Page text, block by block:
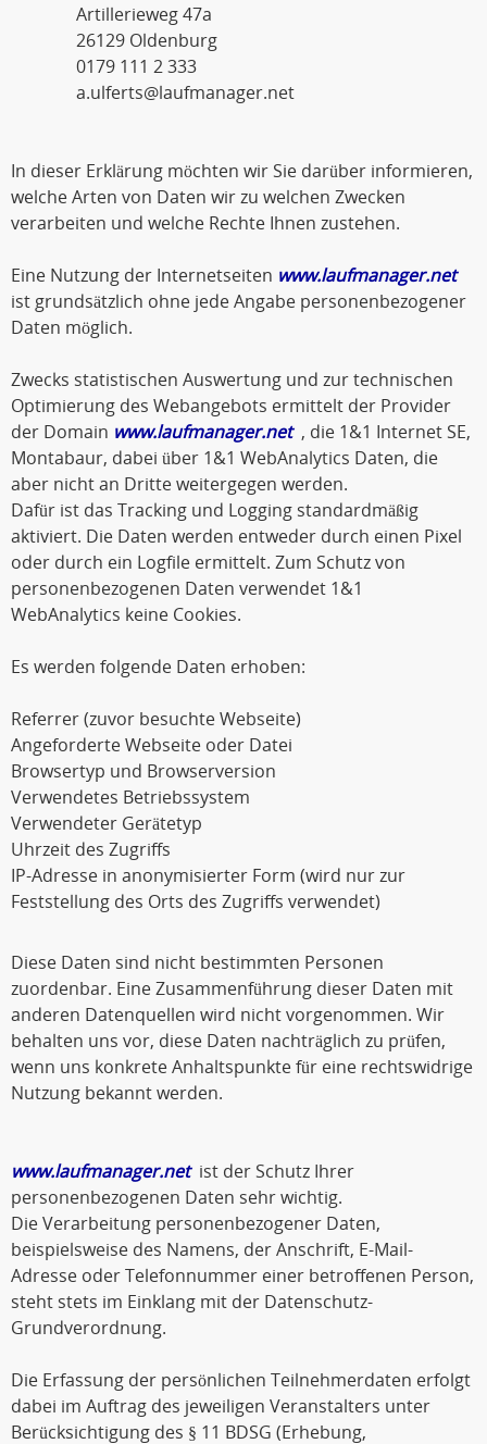
Artillerieweg 47a
26129 Oldenburg
0179 111 2 333
a.ulferts@laufmanager.net
In dieser Erklärung möchten wir Sie darüber informieren,
welche Arten von Daten wir zu welchen Zwecken
verarbeiten und welche Rechte Ihnen zustehen.
Eine Nutzung der Internetseiten www.laufmanager.net
ist grundsätzlich ohne jede Angabe personenbezogener
Daten möglich.
Zwecks statistischen Auswertung und zur technischen
Optimierung des Webangebots ermittelt der Provider
der Domain www.laufmanager.net, die 1&1 Internet SE,
Montabaur, dabei über 1&1 WebAnalytics Daten, die
aber nicht an Dritte weitergegen werden.
Dafür ist das Tracking und Logging standardmäßig
aktiviert. Die Daten werden entweder durch einen Pixel
oder durch ein Logfile ermittelt. Zum Schutz von
personenbezogenen Daten verwendet 1&1
WebAnalytics keine Cookies.
Es werden folgende Daten erhoben:
Referrer (zuvor besuchte Webseite)
Angeforderte Webseite oder Datei
Browsertyp und Browserversion
Verwendetes Betriebssystem
Verwendeter Gerätetyp
Uhrzeit des Zugriffs
IP-Adresse in anonymisierter Form (wird nur zur
Feststellung des Orts des Zugriffs verwendet)
Diese Daten sind nicht bestimmten Personen
zuordenbar. Eine Zusammenführung dieser Daten mit
anderen Datenquellen wird nicht vorgenommen. Wir
behalten uns vor, diese Daten nachträglich zu prüfen,
wenn uns konkrete Anhaltspunkte für eine rechtswidrige
Nutzung bekannt werden.
www.laufmanager.netist der Schutz Ihrer
personenbezogenen Daten sehr wichtig.
Die Verarbeitung personenbezogener Daten,
beispielsweise des Namens, der Anschrift, E-Mail-
Adresse oder Telefonnummer einer betroffenen Person,
steht stets im Einklang mit der Datenschutz-
Grundverordnung.
Die Erfassung der persönlichen Teilnehmerdaten erfolgt
dabei im Auftrag des jeweiligen Veranstalters unter
Berücksichtigung des § 11 BDSG (Erhebung,